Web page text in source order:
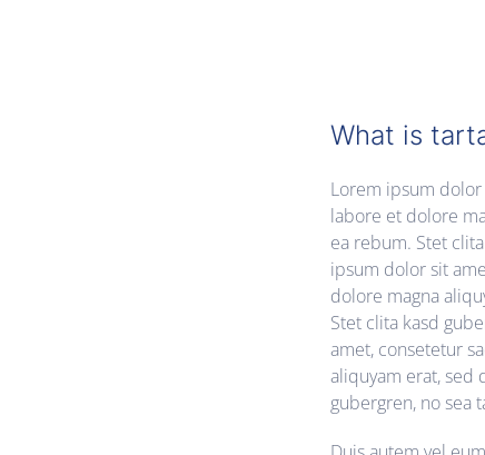
What is
Lorem ipsum
labore et dolore
ea rebum. Stet
ipsum dolor sit
dolore magna
Stet clita kasd
amet, consetetur
aliquyam erat, sed
gubergren, no sea